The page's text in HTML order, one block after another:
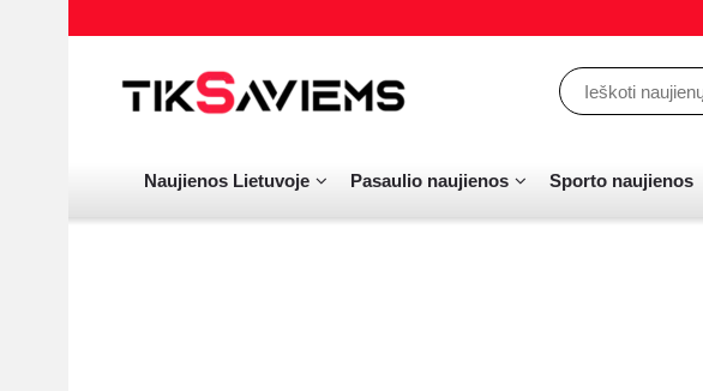
Naujienos Lietuvoje Pasaulio naujienos Sporto naujienos